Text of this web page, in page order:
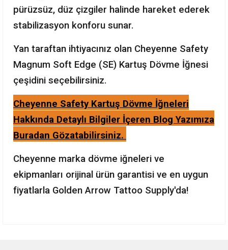
pürüzsüz, düz çizgiler halinde hareket ederek
stabilizasyon konforu sunar.
Yan taraftan ihtiyacınız olan Cheyenne Safety
Magnum Soft Edge (SE) Kartuş Dövme İğnesi
çeşidini seçebilirsiniz.
Cheyenne Safety Kartuş Dövme İğneleri
Hakkında Detaylı Bilgiler İçeren Blog Yazımıza
Buradan Gözatabilirsiniz.
Cheyenne marka dövme iğneleri ve
ekipmanları orijinal ürün garantisi ve en uygun
fiyatlarla Golden Arrow Tattoo Supply'da!